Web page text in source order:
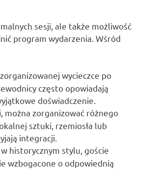
sesji, ale także możliwość
program wydarzenia. Wśród
wycieczce po
często opowiadają
doświadczenie.
zorganizować różnego
sztuki, rzemiosła lub
integracji.
historycznym stylu, goście
wzbogacone o odpowiednią